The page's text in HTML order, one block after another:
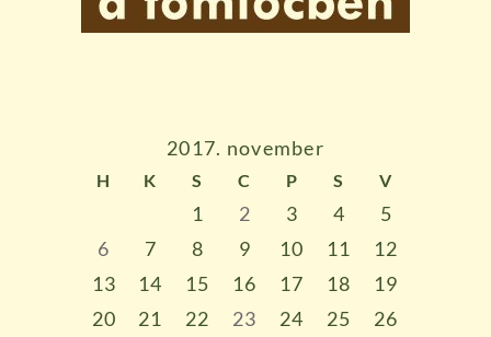
2017. november
H K S C P S V
1 2 3 4
5
6
7 8 9 10 11
12
13
14 15 16 17 18
19
20
21 22 23 24 25 26